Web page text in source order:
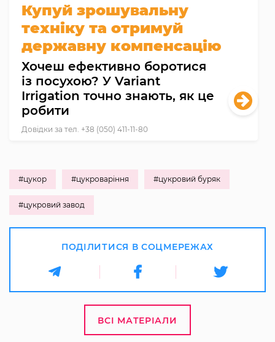
Купуй зрошувальну
техніку та отримуй
державну компенсацію
Хочеш ефективно боротися
із посухою? У Variant
Irrigation точно знають, як це
робити
Довідки за тел. +38 (050) 411-11-80
#цукор #цукроваріння #цукровий буряк
#цукровий завод
ПОДІЛИТИСЯ В СОЦМЕРЕЖАХ
ВСІ МАТЕРІАЛИ